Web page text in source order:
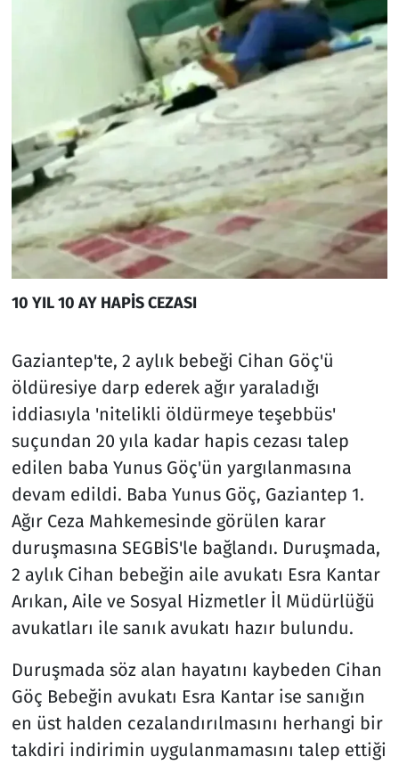
10 YIL 10 AY HAPİS CEZASI
Gaziantep'te, 2 aylık bebeği Cihan Göç'ü
öldüresiye darp ederek ağır yaraladığı
iddiasıyla 'nitelikli öldürmeye teşebbüs'
suçundan 20 yıla kadar hapis cezası talep
edilen baba Yunus Göç'ün yargılanmasına
devam edildi. Baba Yunus Göç, Gaziantep 1.
Ağır Ceza Mahkemesinde görülen karar
duruşmasına SEGBİS'le bağlandı. Duruşmada,
2 aylık Cihan bebeğin aile avukatı Esra Kantar
Arıkan, Aile ve Sosyal Hizmetler İl Müdürlüğü
avukatları ile sanık avukatı hazır bulundu.
Duruşmada söz alan hayatını kaybeden Cihan
Göç Bebeğin avukatı Esra Kantar ise sanığın
en üst halden cezalandırılmasını herhangi bir
takdiri indirimin uygulanmamasını talep ettiği